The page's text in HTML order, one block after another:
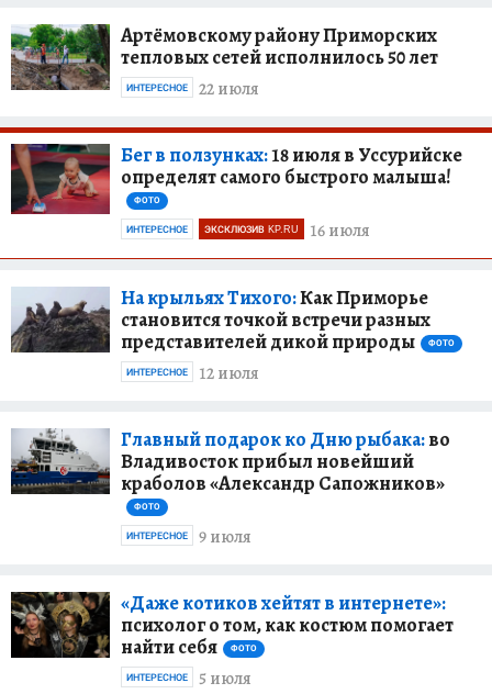
Артёмовскому району Приморских
тепловых сетей исполнилось 50 лет
22 июля
ИНТЕРЕСНОЕ
Бег в ползунках:18 июля в Уссурийске
определят самого быстрого малыша!
ФОТО
16 июля
ИНТЕРЕСНОЕ ЭКСКЛЮЗИВ KP.RU
На крыльях Тихого:Как Приморье
становится точкой встречи разных
представителей дикой природы
ФОТО
12 июля
ИНТЕРЕСНОЕ
Главный подарок ко Дню рыбака:во
Владивосток прибыл новейший
краболов «Александр Сапожников»
ФОТО
9 июля
ИНТЕРЕСНОЕ
«Даже котиков хейтят в интернете»:
психолог о том, как костюм помогает
найти себя
ФОТО
5 июля
ИНТЕРЕСНОЕ